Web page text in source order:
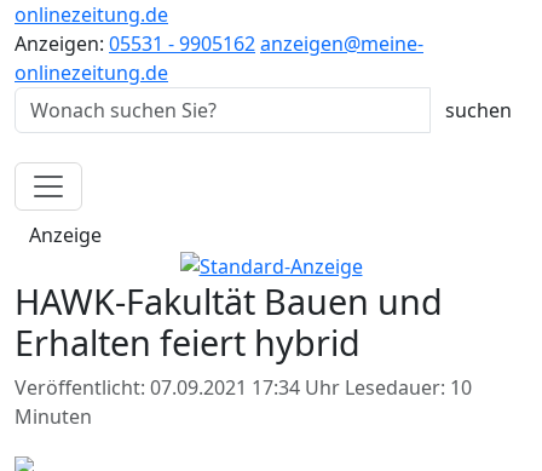
onlinezeitung.de
Anzeigen: 05531 - 9905162anzeigen@meine-
onlinezeitung.de
Anzeige
HAWK-Fakultät Bauen und
Erhalten feiert hybrid
Veröffentlicht: 07.09.2021 17:34 Uhr Lesedauer: 10
Minuten